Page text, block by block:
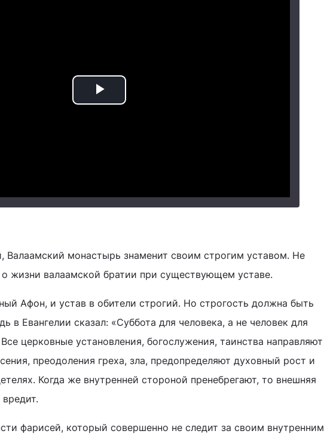
Play
Валаамский монастырь знаменит своим строгим уставом. Не
о жизни валаамской братии при существующем уставе.
Афон, и устав в обители строгий. Но строгость должна быть
в Евангелии сказал: «Суббота для человека, а не человек для
церковные установления, богослужения, таинства направляют
преодоления греха, зла, предопределяют духовный рост и
Когда же внутренней стороной пренебрегают, то внешняя
фарисей, который совершенно не следит за своим внутренним